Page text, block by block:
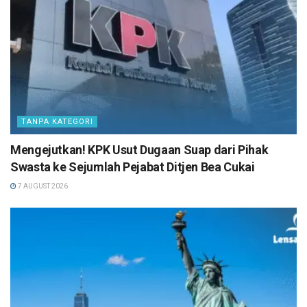
TANPA KATEGORI
Mengejutkan! KPK Usut Dugaan Suap dari Pihak
Swasta ke Sejumlah Pejabat Ditjen Bea Cukai
7 AUGUST 2026